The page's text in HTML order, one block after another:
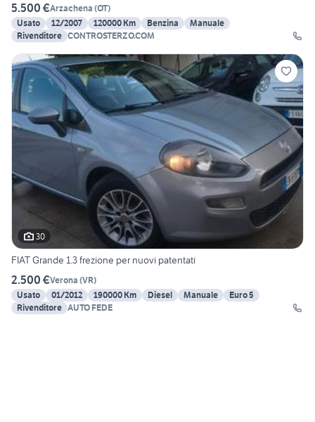
5.500 €Arzachena (OT)
Usato
12/2007 120000 Km Benzina
Manuale
Rivenditore CONTROSTERZO.COM
30
FIAT Grande 1.3 frezione per nuovi patentati
2.500 €Verona (VR)
Usato
01/2012 190000 Km Diesel Manuale
Euro 5
Rivenditore AUTO FEDE